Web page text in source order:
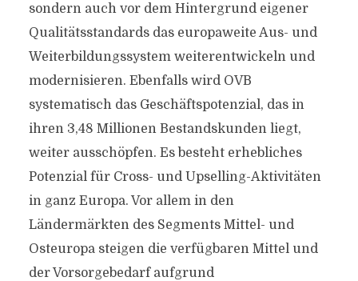
sondern auch vor dem Hintergrund eigener
Qualitätsstandards das europaweite Aus- und
Weiterbildungssystem weiterentwickeln und
modernisieren. Ebenfalls wird OVB
systematisch das Geschäftspotenzial, das in
ihren 3,48 Millionen Bestandskunden liegt,
weiter ausschöpfen. Es besteht erhebliches
Potenzial für Cross- und Upselling-Aktivitäten
in ganz Europa. Vor allem in den
Ländermärkten des Segments Mittel- und
Osteuropa steigen die verfügbaren Mittel und
der Vorsorgebedarf aufgrund